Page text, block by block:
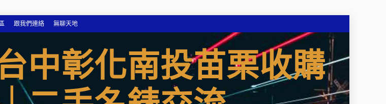
跟我們連絡 無聊天地
中彰化南投苗栗收購